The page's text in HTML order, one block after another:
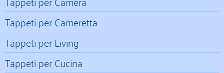
Tappeti per Cameretta
Tappeti per Living
Tappeti per Cucina